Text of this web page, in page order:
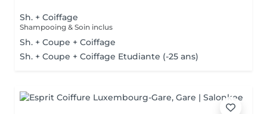
Sh. + Coiffage
Shampooing & Soin inclus
Sh. + Coupe + Coiffage
Sh. + Coupe + Coiffage Etudiante (-25 ans)